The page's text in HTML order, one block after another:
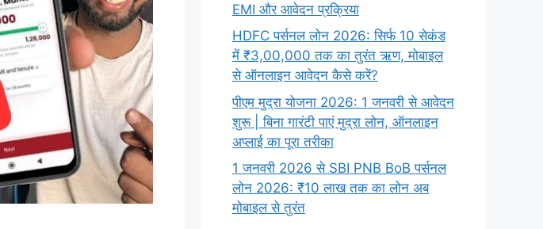
EMI और आवेदन प्रक्रिया
HDFC पर्सनल लोन 2026: सिर्फ 10 सेकंड
में ₹3,00,000 तक का तुरंत ऋण, मोबाइल
से ऑनलाइन आवेदन कैसे करें?
पीएम मुद्रा योजना 2026: 1 जनवरी से आवेदन
शुरू | बिना गारंटी पाएं मुद्रा लोन, ऑनलाइन
अप्लाई का पूरा तरीका
1 जनवरी 2026 से SBI PNB BoB पर्सनल
लोन 2026: ₹10 लाख तक का लोन अब
मोबाइल से तुरंत